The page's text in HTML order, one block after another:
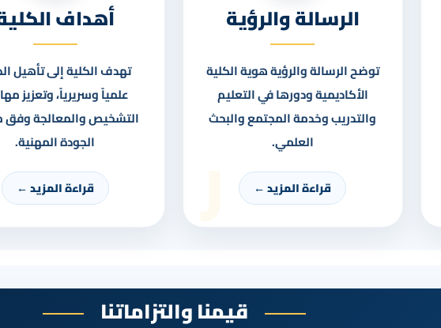
الرسالة والرؤية
توضح الرسالة والرؤية هوية الكلية
الأكاديمية ودورها في التعليم
والتدريب وخدمة المجتمع والبحث
العلمي.
قراءة المزيد ←
أهداف
تهدف الكلية إلى تأهيل
علمياً وسريرياً، وتعزيز
التشخيص والمعالجة وفق
الجودة المهنية.
قراءة المزيد ←
قيمنا والتزاماتنا